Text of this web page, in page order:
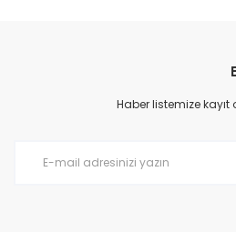
Ürün resmi kalitesiz, bozuk veya
Ürün açıklamasında eksik bilgiler
Haber listemize